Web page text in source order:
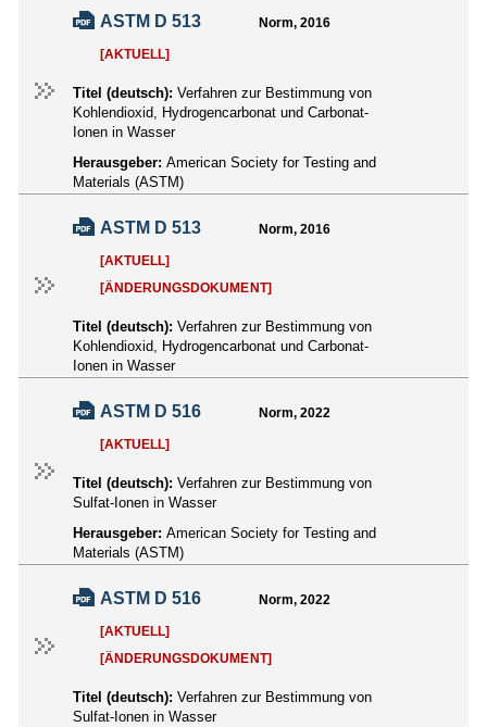
ASTM D 513 Norm, 2016
[AKTUELL]
Titel (deutsch): Verfahren zur Bestimmung von
Kohlendioxid, Hydrogencarbonat und Carbonat-
Ionen in Wasser
Herausgeber: American Society for Testing and
Materials (ASTM)
ASTM D 513 Norm, 2016
[AKTUELL]
[ÄNDERUNGSDOKUMENT]
Titel (deutsch): Verfahren zur Bestimmung von
Kohlendioxid, Hydrogencarbonat und Carbonat-
Ionen in Wasser
ASTM D 516 Norm, 2022
[AKTUELL]
Titel (deutsch): Verfahren zur Bestimmung von
Sulfat-Ionen in Wasser
Herausgeber: American Society for Testing and
Materials (ASTM)
ASTM D 516 Norm, 2022
[AKTUELL]
[ÄNDERUNGSDOKUMENT]
Titel (deutsch): Verfahren zur Bestimmung von
Sulfat-Ionen in Wasser